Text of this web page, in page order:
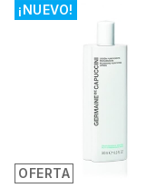
OFERTA
¡NUEVO!